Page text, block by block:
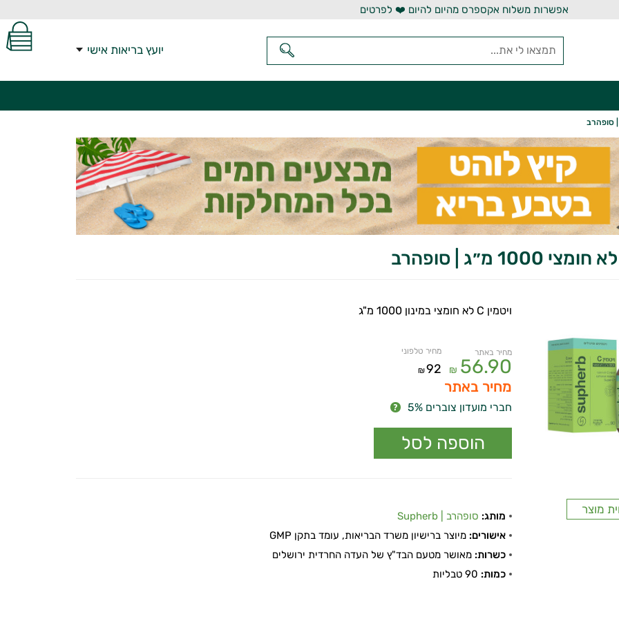
אפשרות משלוח אקספרס מהיום להיום ❤️ לפרטים
יועץ בריאות אישי
מוצר
ויטמין C לא חומצי במינון 1000 מ"ג
מחיר באתר
56.90
₪
מחיר טלפוני
92
₪
מחיר באתר
חברי מועדון צוברים 5%
מותג: סופהרב | Supherb
אישורים: מיוצר ברישיון משרד הבריאות, עומד בתקן GMP
כשרות: מאושר מטעם הבד"ץ של העדה החרדית ירושלים
כמות: